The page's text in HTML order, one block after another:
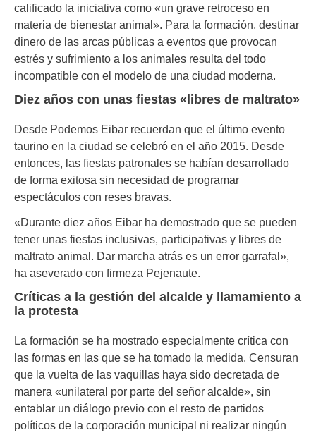
calificado la iniciativa como «un grave retroceso en
materia de bienestar animal». Para la formación, destinar
dinero de las arcas públicas a eventos que provocan
estrés y sufrimiento a los animales resulta del todo
incompatible con el modelo de una ciudad moderna.
Diez años con unas fiestas «libres de maltrato»
Desde Podemos Eibar recuerdan que el último evento
taurino en la ciudad se celebró en el año 2015. Desde
entonces, las fiestas patronales se habían desarrollado
de forma exitosa sin necesidad de programar
espectáculos con reses bravas.
«Durante diez años Eibar ha demostrado que se pueden
tener unas fiestas inclusivas, participativas y libres de
maltrato animal. Dar marcha atrás es un error garrafal»,
ha aseverado con firmeza Pejenaute.
Críticas a la gestión del alcalde y llamamiento a
la protesta
La formación se ha mostrado especialmente crítica con
las formas en las que se ha tomado la medida. Censuran
que la vuelta de las vaquillas haya sido decretada de
manera «unilateral por parte del señor alcalde», sin
entablar un diálogo previo con el resto de partidos
políticos de la corporación municipal ni realizar ningún